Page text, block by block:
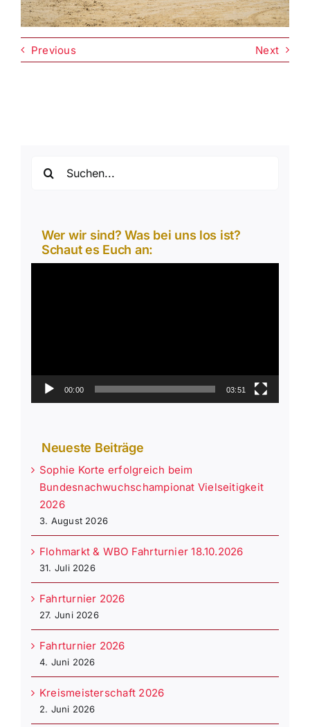
Previous Next
nach:
Wer wir sind? Was bei uns los ist?
Schaut es Euch an:
00:00 03:51
Neueste Beiträge
Sophie Korte erfolgreich beim
Bundesnachwuchschampionat Vielseitigkeit
2026
3. August 2026
Flohmarkt & WBO Fahrturnier 18.10.2026
31. Juli 2026
Fahrturnier 2026
27. Juni 2026
Fahrturnier 2026
4. Juni 2026
Kreismeisterschaft 2026
2. Juni 2026